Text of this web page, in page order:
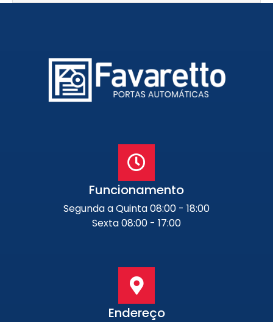
Funcionamento
Segunda a Quinta 08:00 - 18:00
Sexta 08:00 - 17:00
Endereço